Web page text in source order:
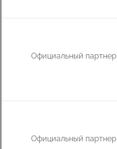
Официальный партнер
Официальный партнер